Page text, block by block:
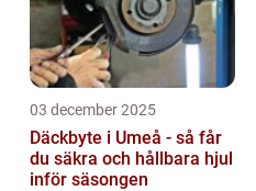
03 december 2025
Däckbyte i Umeå - så får
du säkra och hållbara hjul
inför säsongen